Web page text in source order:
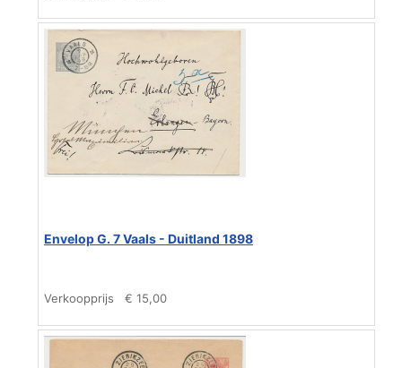
Envelop G. 7 Vaals - Duitland 1898
Verkoopprijs € 15,00